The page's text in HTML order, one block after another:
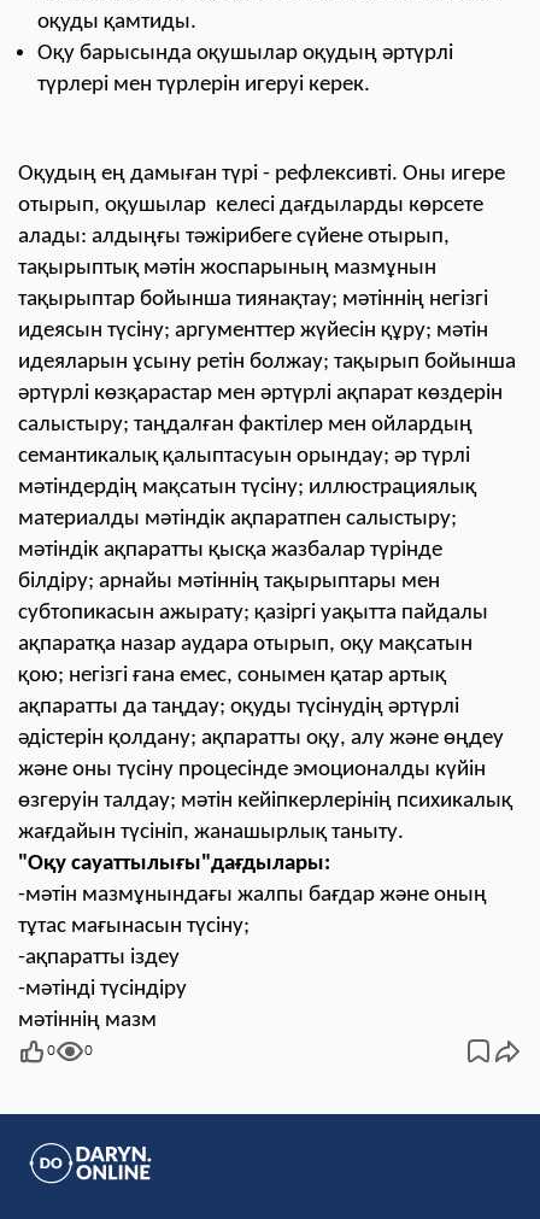
оқуды қамтиды.
Оқу барысында оқушылар оқудың әртүрлі
түрлері мен түрлерін игеруі керек.
Оқудың ең дамыған түрі - рефлексивті. Оны игере
отырып, оқушылар келесі дағдыларды көрсете
алады: алдыңғы тәжірибеге сүйене отырып,
тақырыптық мәтін жоспарының мазмұнын
тақырыптар бойынша тиянақтау; мәтіннің негізгі
идеясын түсіну; аргументтер жүйесін құру; мәтін
идеяларын ұсыну ретін болжау; тақырып бойынша
әртүрлі көзқарастар мен әртүрлі ақпарат көздерін
салыстыру; таңдалған фактілер мен ойлардың
семантикалық қалыптасуын орындау; әр түрлі
мәтіндердің мақсатын түсіну; иллюстрациялық
материалды мәтіндік ақпаратпен салыстыру;
мәтіндік ақпаратты қысқа жазбалар түрінде
білдіру; арнайы мәтіннің тақырыптары мен
субтопикасын ажырату; қазіргі уақытта пайдалы
ақпаратқа назар аудара отырып, оқу мақсатын
қою; негізгі ғана емес, сонымен қатар артық
ақпаратты да таңдау; оқуды түсінудің әртүрлі
әдістерін қолдану; ақпаратты оқу, алу және өңдеу
және оны түсіну процесінде эмоционалды күйін
өзгеруін талдау; мәтін кейіпкерлерінің психикалық
жағдайын түсініп, жанашырлық таныту.
"Оқу сауаттылығы"дағдылары:
-мәтін мазмұнындағы жалпы бағдар және оның
тұтас мағынасын түсіну;
-ақпаратты іздеу
-мәтінді түсіндіру
мәтіннің мазм
0 0